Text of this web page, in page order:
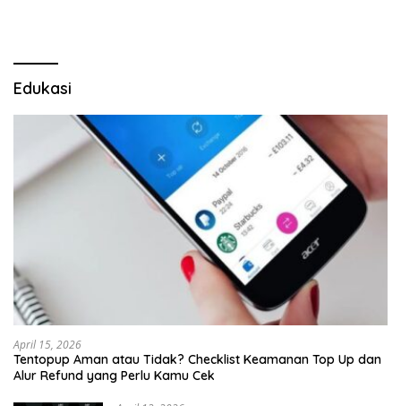
Edukasi
April 15, 2026
Tentopup Aman atau Tidak? Checklist Keamanan Top Up dan
Alur Refund yang Perlu Kamu Cek